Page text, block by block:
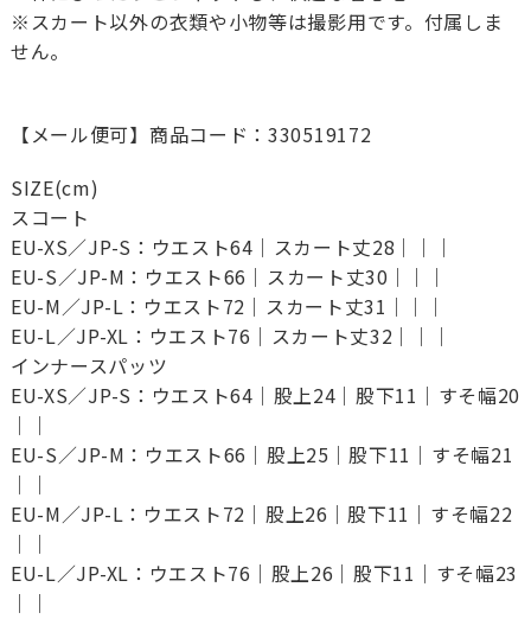
※スカート以外の衣類や小物等は撮影用です。付属しま
せん。
【メール便可】商品コード：330519172
SIZE(cm)
スコート
EU-XS／JP-S：ウエスト64｜スカート丈28｜｜｜
EU-S／JP-M：ウエスト66｜スカート丈30｜｜｜
EU-M／JP-L：ウエスト72｜スカート丈31｜｜｜
EU-L／JP-XL：ウエスト76｜スカート丈32｜｜｜
インナースパッツ
EU-XS／JP-S：ウエスト64｜股上24｜股下11｜すそ幅20
｜｜
EU-S／JP-M：ウエスト66｜股上25｜股下11｜すそ幅21
｜｜
EU-M／JP-L：ウエスト72｜股上26｜股下11｜すそ幅22
｜｜
EU-L／JP-XL：ウエスト76｜股上26｜股下11｜すそ幅23
｜｜